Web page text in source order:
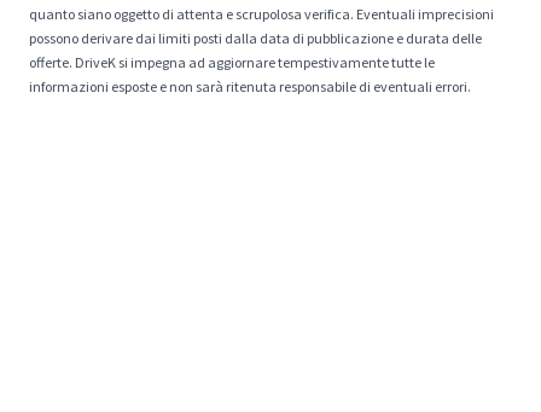
quanto siano oggetto di attenta e scrupolosa verifica. Eventuali imprecisioni
possono derivare dai limiti posti dalla data di pubblicazione e durata delle
offerte. DriveK si impegna ad aggiornare tempestivamente tutte le
informazioni esposte e non sarà ritenuta responsabile di eventuali errori.